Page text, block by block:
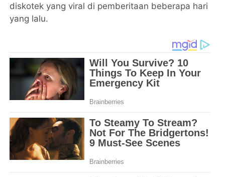
diskotek yang viral di pemberitaan beberapa hari
yang lalu.